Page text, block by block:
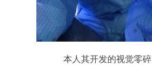
本人其开发的视觉零碎